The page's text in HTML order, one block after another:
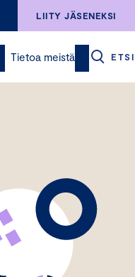
LIITY JÄSENEKSI
Tietoa meistä ETSI